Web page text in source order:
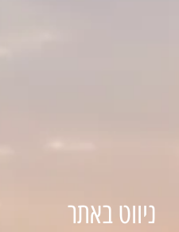
ניווט באתר